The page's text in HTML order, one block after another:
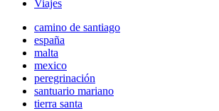
Viajes
camino de santiago
españa
malta
mexico
peregrinación
santuario mariano
tierra santa